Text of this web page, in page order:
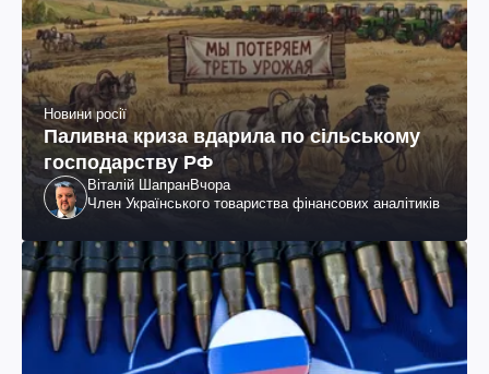
Новини росії
Паливна криза вдарила по сільському
господарству РФ
Віталій ШапранВчора
Член Українського товариства фінансових аналітиків